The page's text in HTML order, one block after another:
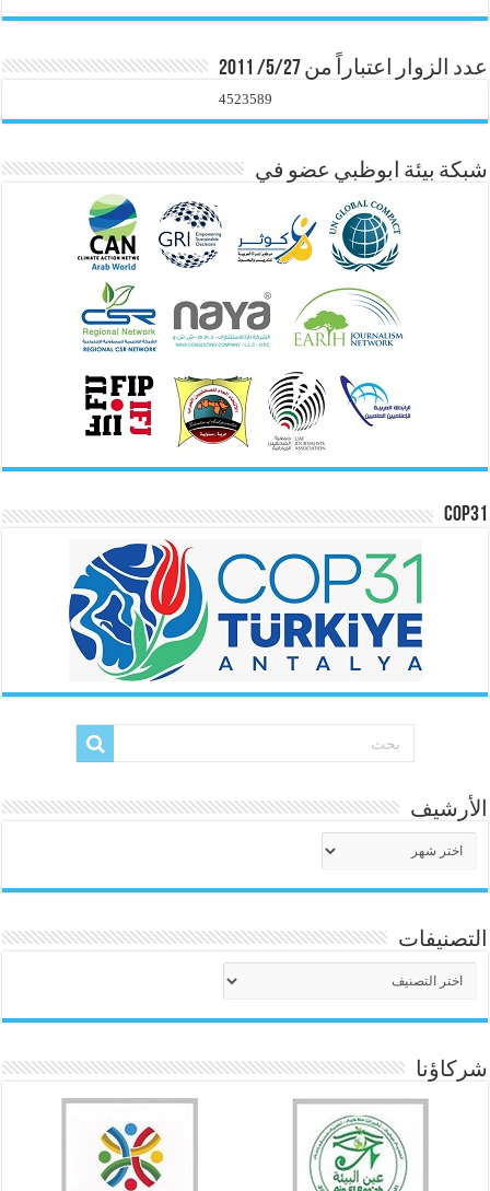
عدد الزوار اعتباراً من 5/27/ 2011
4523589
شبكة بيئة ابوظبي عضو في
COP31
الأرشيف
التصنيفات
شركاؤنا